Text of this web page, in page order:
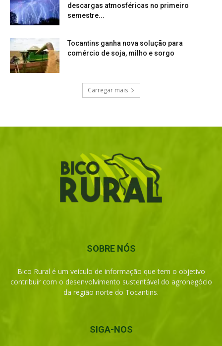
descargas atmosféricas no primeiro
semestre...
Tocantins ganha nova solução para
comércio de soja, milho e sorgo
Carregar mais
SOBRE NÓS
Bico Rural é um veículo de informação que tem o objetivo
contribuir com o desenvolvimento sustentável do agronegócio
da região norte do Tocantins.
SIGA-NOS